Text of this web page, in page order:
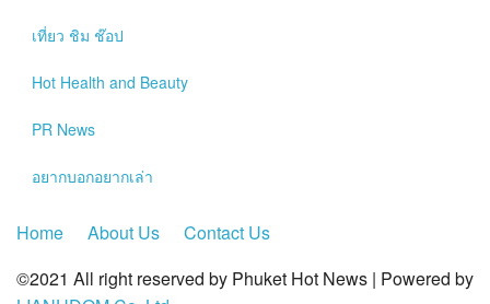
เที่ยว ชิม ช๊อป
Hot Health and Beauty
PR News
อยากบอกอยากเล่า
Home About Us
Contact Us
©2021 All right reserved by Phuket Hot News | Powered by